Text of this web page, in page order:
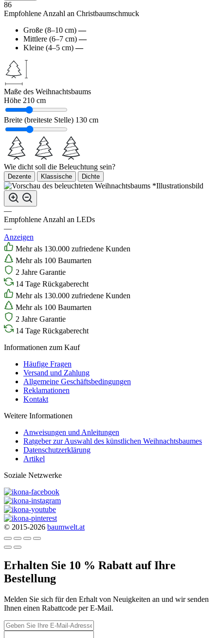
86
Empfohlene Anzahl an Christbaumschmuck
Große (8–10 cm) —
Mittlere (6–7 cm) —
Kleine (4–5 cm) —
Maße des Weihnachtsbaums
Höhe 210 cm
Breite (breiteste Stelle) 130 cm
Wie dicht soll die Beleuchtung sein?
Dezente Klassische Dichte
*Illustrationsbild
—
Empfohlene Anzahl an LEDs
—
Anzeigen
Mehr als 130.000 zufriedene Kunden
Mehr als 100 Baumarten
2 Jahre Garantie
14 Tage Rückgaberecht
Mehr als 130.000 zufriedene Kunden
Mehr als 100 Baumarten
2 Jahre Garantie
14 Tage Rückgaberecht
Informationen zum Kauf
Häufige Fragen
Versand und Zahlung
Allgemeine Geschäftsbedingungen
Reklamationen
Kontakt
Weitere Informationen
Anweisungen und Anleitungen
Ratgeber zur Auswahl des künstlichen Weihnachtsbaumes
Datenschutzerklärung
Artikel
Soziale Netzwerke
© 2015-2026 baumwelt.at
Erhalten Sie 10 % Rabatt auf Ihre
Bestellung
Melden Sie sich für den Erhalt von Neuigkeiten an und wir senden
Ihnen einen Rabattcode per E-Mail.